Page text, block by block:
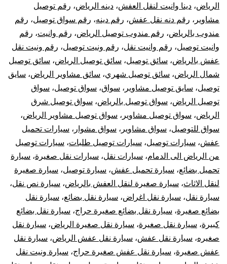
الرياض، دينا وانيت لنقل العفش، دينه الرياض، رقم توصيل
مشاوير ، رقم دنه نقل عفش، رقم دينه، رقم سواق توصيل، رقم
مندوب بالرياض، رقم مندوب توصيل الرياض، رقم وانيت، رقم
وانيت توصيل، رقم وانيت نقل، رقم ونيت توصيل، رقم ونيت نقل
عفش بالرياض، سائق توصيل، سائق توصيل الرياض، سائق توصيل
شمال الرياض، سائق توصيل شهري، سائق مشاوير الرياض، سايق
توصيل، سايق توصيل مشاوير ، سواق، سواق توصيل، سواق
توصيل الرياض، سواق توصيل بالرياض، سواق توصيل شرق
الرياض، سواق توصيل مشاوير ، سواق توصيل مشاوير الرياض،
سواق للتوصيل، سواق مشاوير ، سواق مشوار ، سيارات تحميل
عفش، سيارات توصيل، سيارات توصيل طلبات، سيارات توصيل
من الرياض الى الدمام، سيارات نقل، سيارات نقل صغيرة، سيارة
تحميل بضائع، سيارة تحميل عفش، سيارة توصيل، سيارة صغيرة
لنقل الاثاث، سيارة صغيرة لنقل العفش بالرياض، سيارة نص نقل،
سيارة نقل، سيارة نقل اغراض، سيارة نقل بضائع، سيارة نقل
بضائع صغيرة، سيارة نقل بضائع صغيرة حراج، سيارة نقل بضائع
كبيرة، سيارة نقل صغيرة، سيارة نقل صغيرة الرياض، سيارة نقل
صغيره، سيارة نقل عفش، سيارة نقل عفش الرياض، سيارة نقل
عفش صغيرة، سيارة نقل عفش صغيرة حراج، سيارة ونيت نقل